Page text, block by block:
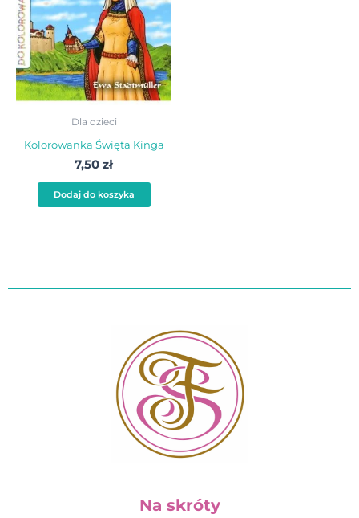
Dla dzieci
Kolorowanka Święta Kinga
7,50 zł
Dodaj do koszyka
Na skróty